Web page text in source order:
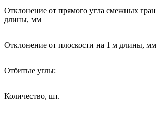
Отклонение от прямого угла смежных
длины, мм
Отклонение от плоскости на 1 м длины, мм
Отбитые углы:
Количество, шт.